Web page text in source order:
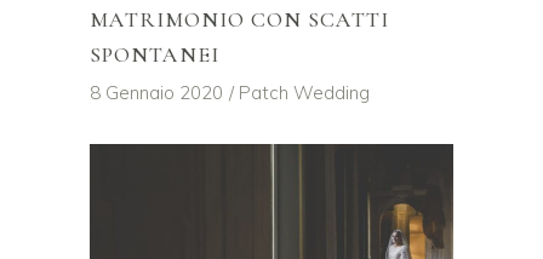
MATRIMONIO CON SCATTI
SPONTANEI
8 Gennaio 2020 Patch Wedding